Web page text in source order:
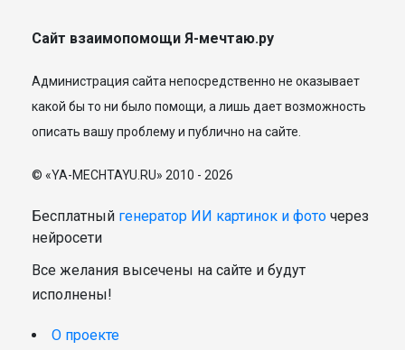
Сайт взаимопомощи Я-мечтаю.ру
Администрация сайта непосредственно не оказывает
какой бы то ни было помощи, а лишь дает возможность
описать вашу проблему и публично на сайте.
© «YA-MECHTAYU.RU» 2010 - 2026
Бесплатный генератор ИИ картинок и фото через
нейросети
Все желания высечены на сайте и будут
исполнены!
О проекте